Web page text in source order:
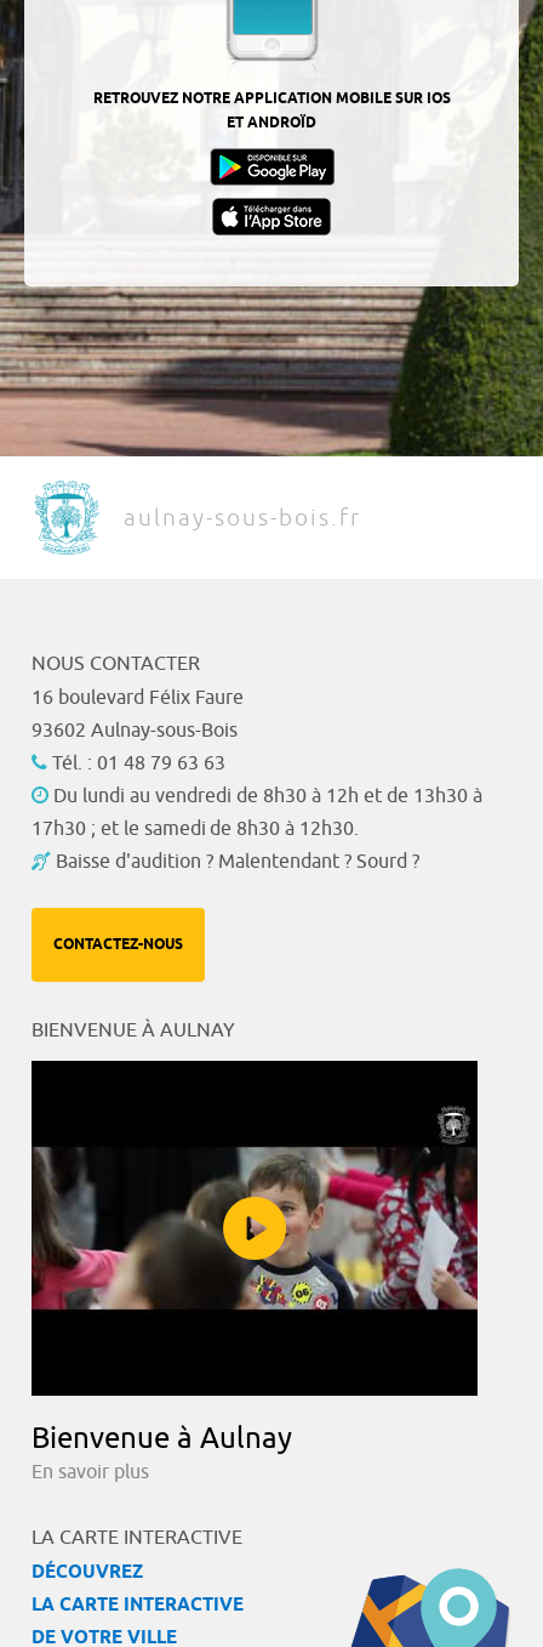
RETROUVEZ NOTRE APPLICATION MOBILE SUR IOS
ET ANDROÏD
aulnay-sous-bois.fr
NOUS CONTACTER
16 boulevard Félix Faure
93602 Aulnay-sous-Bois
Tél. : 01 48 79 63 63
Du lundi au vendredi de 8h30 à 12h et de 13h30 à
17h30 ; et le samedi de 8h30 à 12h30.
Baisse d'audition ? Malentendant ? Sourd ?
CONTACTEZ-NOUS
BIENVENUE À AULNAY
Bienvenue à Aulnay
En savoir plus
LA CARTE INTERACTIVE
DÉCOUVREZ
LA CARTE INTERACTIVE
DE VOTRE VILLE